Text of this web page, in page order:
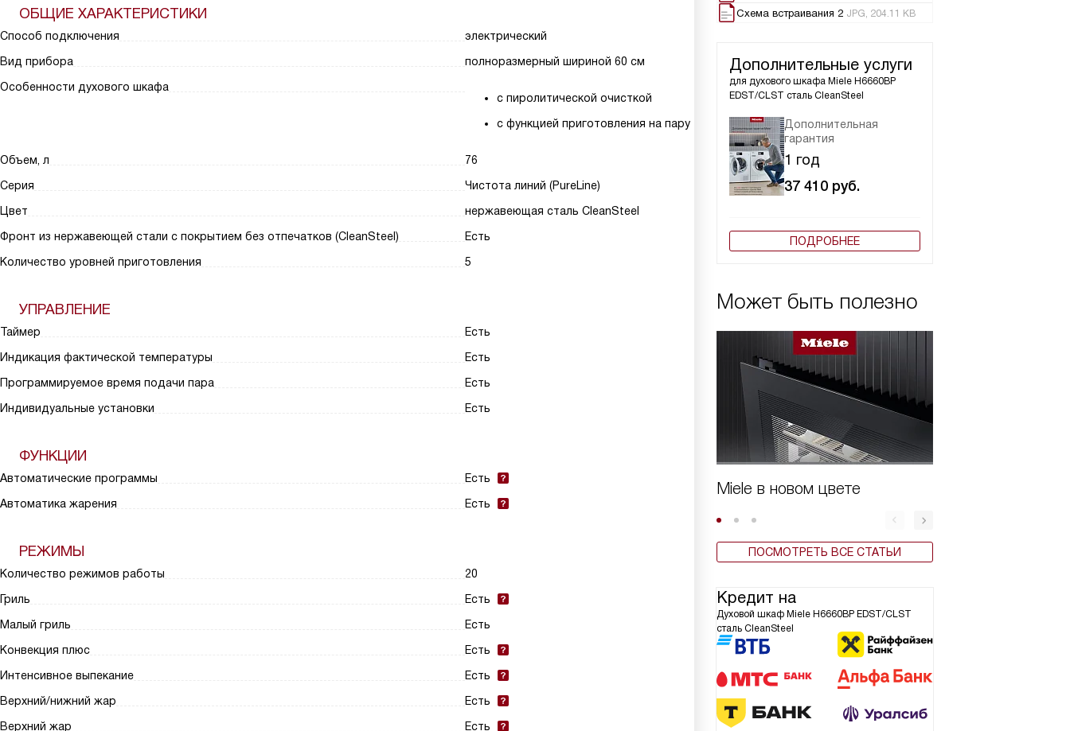
Схема встраивания 2 JPG, 204.11 KB
Дополнительные услуги
для духового шкафа Miele H6660BP
EDST/CLST сталь CleanSteel
Дополнительная
гарантия
1 год
37 410 руб.
ПОДРОБНЕЕ
Может быть полезно
Miele в новом цвете
ПОСМОТРЕТЬ ВСЕ СТАТЬИ
Кредит на
Духовой шкаф Miele H6660BP EDST/CLST
сталь CleanSteel
ОБЩИЕ ХАРАКТЕРИСТИКИ
Способ подключения
электрический
Вид прибора
полноразмерный шириной 60 см
Особенности духового шкафа
с пиролитической очисткой
с функцией приготовления на пару
Объем, л
76
Серия
Чистота линий (PureLine)
Цвет
нержавеющая сталь CleanSteel
Фронт из нержавеющей стали с покрытием без отпечатков (CleanSteel)
Есть
Количество уровней приготовления
5
УПРАВЛЕНИЕ
Таймер
Есть
Индикация фактической температуры
Есть
Программируемое время подачи пара
Есть
Индивидуальные установки
Есть
ФУНКЦИИ
Автоматические программы
Есть
Автоматика жарения
Есть
РЕЖИМЫ
Количество режимов работы
20
Гриль
Есть
Малый гриль
Есть
Конвекция плюс
Есть
Интенсивное выпекание
Есть
Верхний/нижний жар
Есть
Верхний жар
Есть